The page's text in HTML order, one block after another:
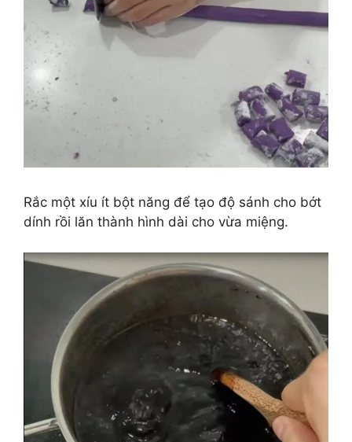
Rắc một xíu ít bột năng để tạo độ sánh cho bớt
dính rồi lăn thành hình dài cho vừa miệng.